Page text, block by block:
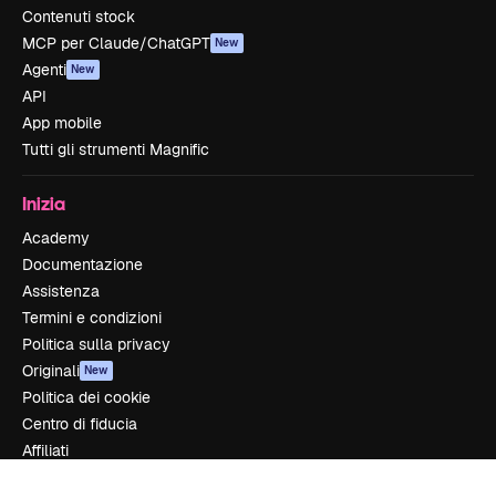
Contenuti stock
MCP per Claude/ChatGPT New
Agenti New
API
App mobile
Tutti gli strumenti Magnific
Inizia
Academy
Documentazione
Assistenza
Termini e condizioni
Politica sulla privacy
Originali New
Politica dei cookie
Centro di fiducia
Affiliati